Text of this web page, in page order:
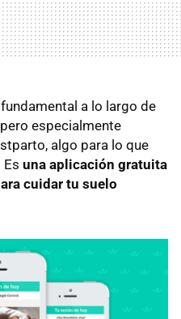
a lo largo de
especialmente
algo para lo que
una aplicación gratuita
cuidar tu suelo